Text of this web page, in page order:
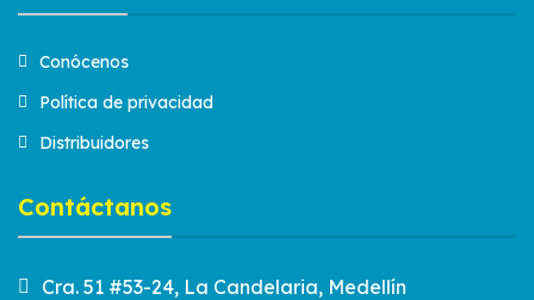
Conócenos
Política de privacidad
Distribuidores
Contáctanos
Cra. 51 #53-24, La Candelaria, Medellín